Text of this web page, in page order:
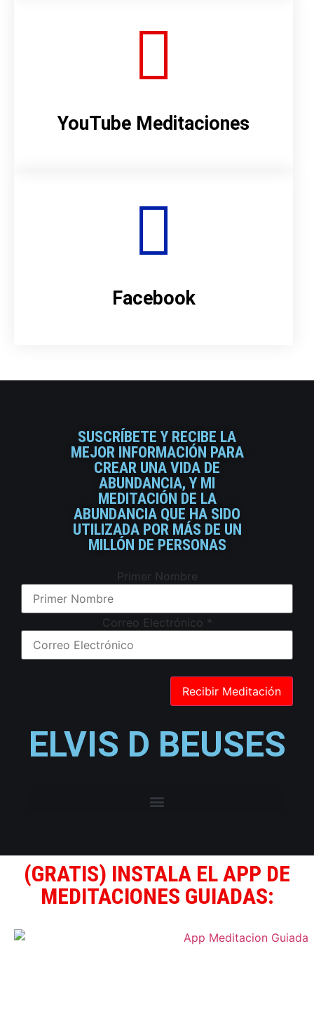
YouTube Meditaciones
Facebook
SUSCRÍBETE Y RECIBE LA
MEJOR INFORMACIÓN PARA
CREAR UNA VIDA DE
ABUNDANCIA, Y MI
MEDITACIÓN DE LA
ABUNDANCIA QUE HA SIDO
UTILIZADA POR MÁS DE UN
MILLÓN DE PERSONAS
Primer Nombre
Correo Electrónico *
ELVIS D BEUSES
(GRATIS) INSTALA EL APP DE
MEDITACIONES GUIADAS: